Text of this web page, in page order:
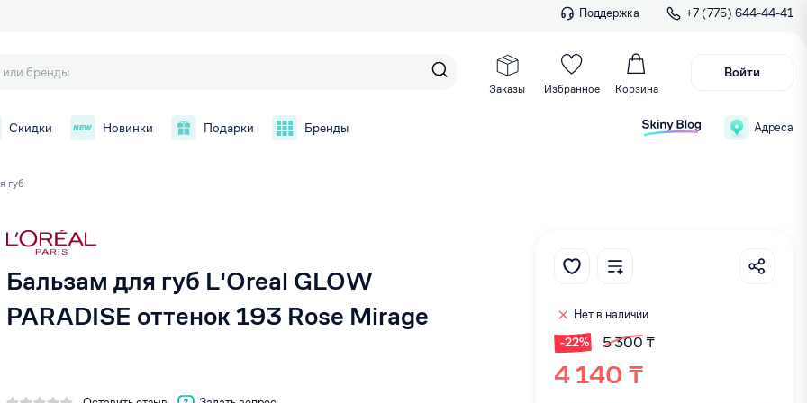
Поддержка +7 (775) 644-44-41
Заказы Избранное Корзина
Войти
Скидки Новинки Подарки Бренды Адреса
губ
Бальзам для губ L'Oreal GLOW
PARADISE оттенок 193 Rose Mirage
Нет в наличии
-22%
5 300 ₸
4 140 ₸